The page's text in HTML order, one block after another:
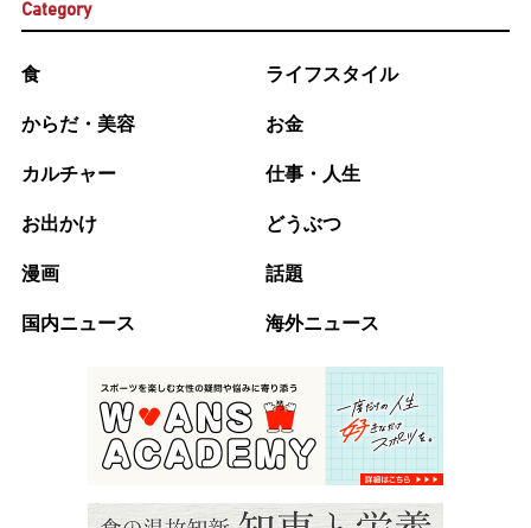
Category
食 ライフスタイル
からだ・美容 お金
カルチャー 仕事・人生
お出かけ どうぶつ
漫画 話題
国内ニュース 海外ニュース